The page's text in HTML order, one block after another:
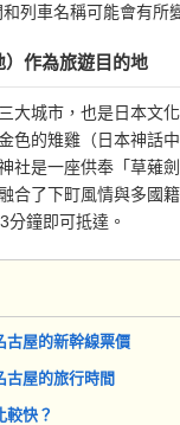
列車名稱可能會有所
作為旅遊目的地
大城市，也是日本文
色的雉雞（日本神話
社是一座供奉「草薙
合了下町風情與多國
分鐘即可抵達。
古屋的新幹線票價
古屋的旅行時間
較快？